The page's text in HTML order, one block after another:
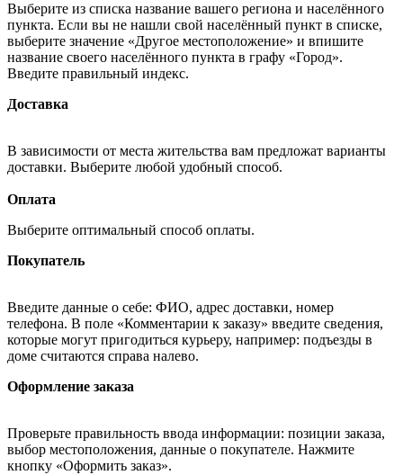
Выберите из списка название вашего региона и населённого
пункта. Если вы не нашли свой населённый пункт в списке,
выберите значение «Другое местоположение» и впишите
название своего населённого пункта в графу «Город».
Введите правильный индекс.
Доставка
В зависимости от места жительства вам предложат варианты
доставки. Выберите любой удобный способ.
Оплата
Выберите оптимальный способ оплаты.
Покупатель
Введите данные о себе: ФИО, адрес доставки, номер
телефона. В поле «Комментарии к заказу» введите сведения,
которые могут пригодиться курьеру, например: подъезды в
доме считаются справа налево.
Оформление заказа
Проверьте правильность ввода информации: позиции заказа,
выбор местоположения, данные о покупателе. Нажмите
кнопку «Оформить заказ».